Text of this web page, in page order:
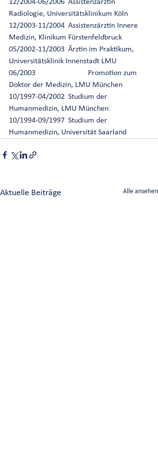
12/2004-06/2006	Assistenzärztin
Radiologie, Universitätsklinikum Köln
12/2003-11/2004	Assistenzärztin Innere
Medizin, Klinikum Fürstenfeldbruck
05/2002-11/2003	Ärztin im Praktikum,
Universitätsklinik Innenstadt LMU
06/2003			Promotion zum
Doktor der Medizin, LMU München
10/1997-04/2002	Studium der
Humanmedizin, LMU München
10/1994-09/1997	Studium der
Humanmedizin, Universität Saarland
Aktuelle Beiträge Alle ansehen